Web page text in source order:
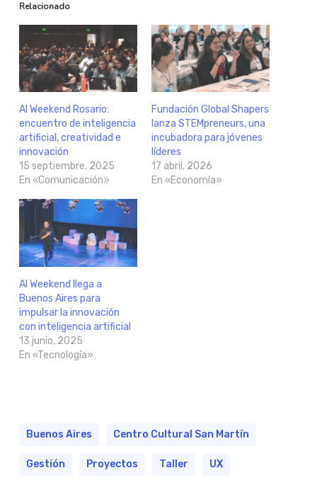
Relacionado
AI Weekend Rosario:
encuentro de inteligencia
artificial, creatividad e
innovación
15 septiembre, 2025
En «Comunicación»
Fundación Global Shapers
lanza STEMpreneurs, una
incubadora para jóvenes
líderes
17 abril, 2026
En «Economía»
AI Weekend llega a
Buenos Aires para
impulsar la innovación
con inteligencia artificial
13 junio, 2025
En «Tecnología»
Buenos Aires Centro Cultural San Martín
Gestión Proyectos Taller UX